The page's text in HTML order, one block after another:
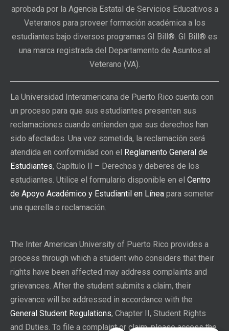
aprobada por la Agencia Estatal de Servicios Educativos a
Veteranos para proveer formación académica a los
estudiantes bajo diversos programas GI Bill®. GI Bill® es
una marca registrada del Departamento de Asuntos al
Veterano (VA).
La Universidad Interamericana de Puerto Rico cuenta con
un proceso para que sus estudiantes presenten sus
reclamaciones cuando entienden que sus derechos han
sido afectados. Una vez sometida, la reclamación será
atendida en conformidad con el Reglamento General de
Estudiantes, Capítulo II – Derechos y deberes de los
estudiantes. Utilice el formulario disponible en el Centro
de Apoyo Académico y Estudiantil en Línea para someter
una querella o reclamación.
The Inter American University of Puerto Rico provides a
process through which a student who considers that their
rights have been affected may address complaints and
grievances. After the student submits a claim, their
grievance will be addressed in accordance with the
General Student Regulations, Chapter II, Student Rights
and Duties. To file a complaint or claim, please access the